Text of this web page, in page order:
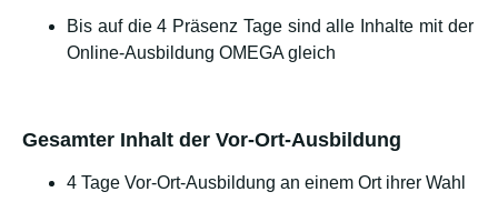
Bis auf die 4 Präsenz Tage sind alle Inhalte mit der
Online-Ausbildung OMEGA gleich
Gesamter Inhalt der Vor-Ort-Ausbildung
4 Tage Vor-Ort-Ausbildung an einem Ort ihrer Wahl